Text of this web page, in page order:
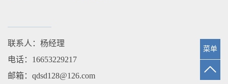
菜单
联系人：杨经理
电话：16653229217
邮箱：qdsd128@126.com